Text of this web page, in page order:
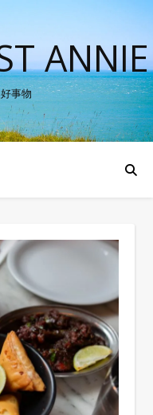
ANNIE
事物